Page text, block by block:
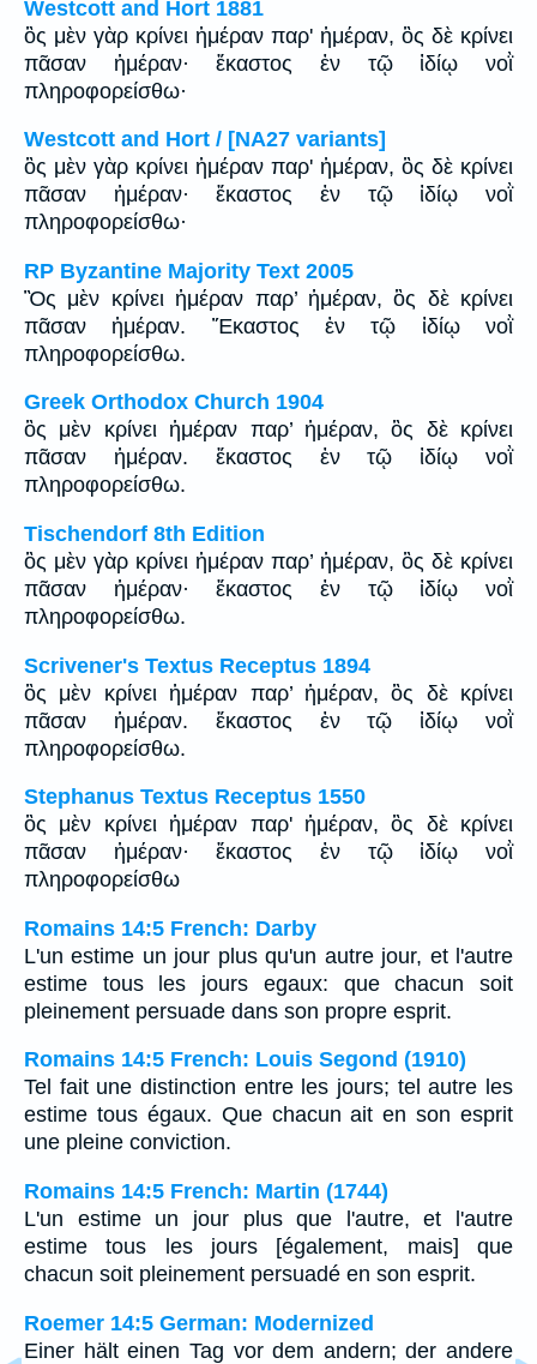
Westcott and Hort 1881
ὃς μὲν γὰρ κρίνει ἡμέραν παρ' ἡμέραν, ὃς δὲ κρίνει
πᾶσαν ἡμέραν· ἕκαστος ἐν τῷ ἰδίῳ νοῒ
πληροφορείσθω·
Westcott and Hort / [NA27 variants]
ὃς μὲν γὰρ κρίνει ἡμέραν παρ' ἡμέραν, ὃς δὲ κρίνει
πᾶσαν ἡμέραν· ἕκαστος ἐν τῷ ἰδίῳ νοῒ
πληροφορείσθω·
RP Byzantine Majority Text 2005
Ὃς μὲν κρίνει ἡμέραν παρ’ ἡμέραν, ὃς δὲ κρίνει
πᾶσαν ἡμέραν. Ἕκαστος ἐν τῷ ἰδίῳ νοῒ
πληροφορείσθω.
Greek Orthodox Church 1904
ὃς μὲν κρίνει ἡμέραν παρ’ ἡμέραν, ὃς δὲ κρίνει
πᾶσαν ἡμέραν. ἕκαστος ἐν τῷ ἰδίῳ νοῒ
πληροφορείσθω.
Tischendorf 8th Edition
ὃς μὲν γὰρ κρίνει ἡμέραν παρ’ ἡμέραν, ὃς δὲ κρίνει
πᾶσαν ἡμέραν· ἕκαστος ἐν τῷ ἰδίῳ νοῒ
πληροφορείσθω.
Scrivener's Textus Receptus 1894
ὃς μὲν κρίνει ἡμέραν παρ’ ἡμέραν, ὃς δὲ κρίνει
πᾶσαν ἡμέραν. ἕκαστος ἐν τῷ ἰδίῳ νοῒ
πληροφορείσθω.
Stephanus Textus Receptus 1550
ὃς μὲν κρίνει ἡμέραν παρ' ἡμέραν, ὃς δὲ κρίνει
πᾶσαν ἡμέραν· ἕκαστος ἐν τῷ ἰδίῳ νοῒ
πληροφορείσθω
Romains 14:5 French: Darby
L'un estime un jour plus qu'un autre jour, et l'autre
estime tous les jours egaux: que chacun soit
pleinement persuade dans son propre esprit.
Romains 14:5 French: Louis Segond (1910)
Tel fait une distinction entre les jours; tel autre les
estime tous égaux. Que chacun ait en son esprit
une pleine conviction.
Romains 14:5 French: Martin (1744)
L'un estime un jour plus que l'autre, et l'autre
estime tous les jours [également, mais] que
chacun soit pleinement persuadé en son esprit.
Roemer 14:5 German: Modernized
Einer hält einen Tag vor dem andern; der andere